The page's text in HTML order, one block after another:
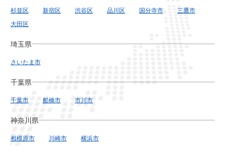
杉並区
新宿区 渋谷区 品川区 国分寺市
三鷹市
大田区
埼玉県
さいたま市
千葉県
千葉市 船橋市 市川市
神奈川県
相模原市 川崎市 横浜市